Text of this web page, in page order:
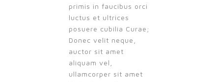
primis in faucibus orci
luctus et ultrices
posuere cubilia Curae;
Donec velit neque,
auctor sit amet
aliquam vel,
ullamcorper sit amet